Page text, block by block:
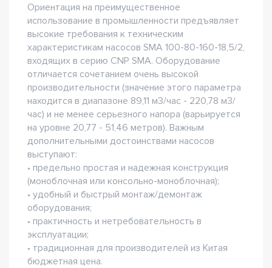
Ориентация на преимущественное
использование в промышленности предъявляет
высокие требования к техническим
характеристикам насосов SMA 100-80-160-18,5/2,
входящих в серию CNP SMA. Оборудование
отличается сочетанием очень высокой
производительности (значение этого параметра
находится в диапазоне 89,11 м3/час - 220,78 м3/
час) и не менее серьезного напора (варьируется
на уровне 20,77 - 51,46 метров). Важным
дополнительными достоинствами насосов
выступают:
• предельно простая и надежная конструкция
(моноблочная или консольно-моноблочная);
• удобный и быстрый монтаж/демонтаж
оборудования;
• практичность и нетребовательность в
эксплуатации;
• традиционная для производителей из Китая
бюджетная цена.